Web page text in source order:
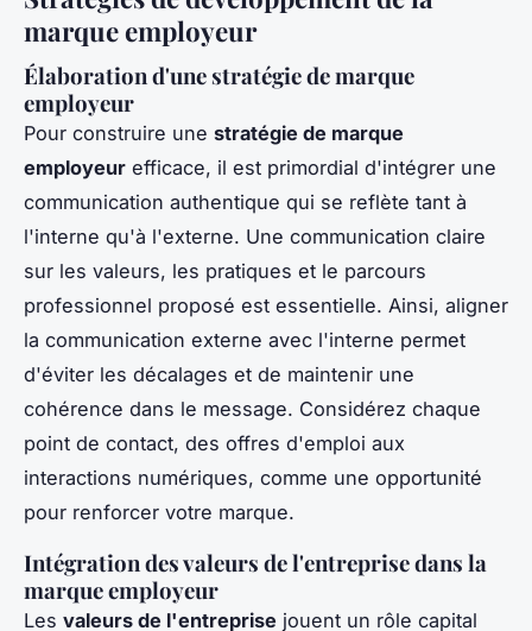
marque employeur
Élaboration d'une stratégie de marque
employeur
Pour construire une stratégie de marque
employeur efficace, il est primordial d'intégrer une
communication authentique qui se reflète tant à
l'interne qu'à l'externe. Une communication claire
sur les valeurs, les pratiques et le parcours
professionnel proposé est essentielle. Ainsi, aligner
la communication externe avec l'interne permet
d'éviter les décalages et de maintenir une
cohérence dans le message. Considérez chaque
point de contact, des offres d'emploi aux
interactions numériques, comme une opportunité
pour renforcer votre marque.
Intégration des valeurs de l'entreprise dans la
marque employeur
Les valeurs de l'entreprise jouent un rôle capital